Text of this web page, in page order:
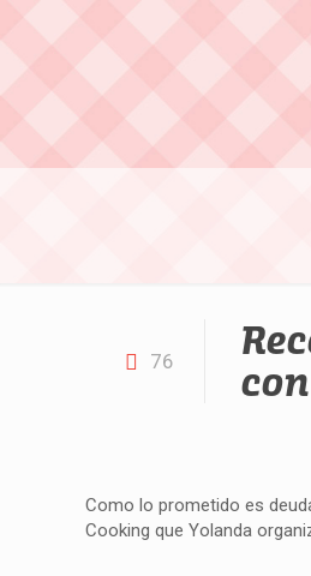
76
Como lo prometido es
Cooking que Yolanda